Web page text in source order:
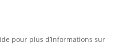
pour plus d’informations sur